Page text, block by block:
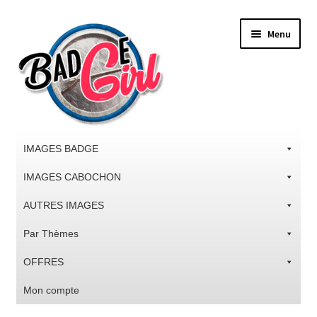
la
navigation
contenu
Menu
IMAGES BADGE
IMAGES CABOCHON
AUTRES IMAGES
Par Thèmes
OFFRES
Mon compte